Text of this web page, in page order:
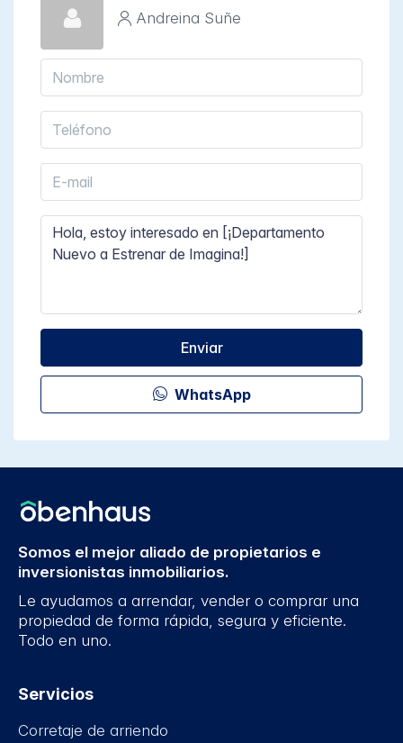
Andreina Suñe
Enviar
WhatsApp
Somos el mejor aliado de propietarios e
inversionistas inmobiliarios.
Le ayudamos a arrendar, vender o comprar una
propiedad de forma rápida, segura y eficiente.
Todo en uno.
Servicios
Corretaje de arriendo